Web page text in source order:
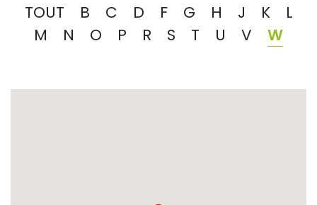
TOUT B C D F G H J K
L
M
N O P R S T U V W